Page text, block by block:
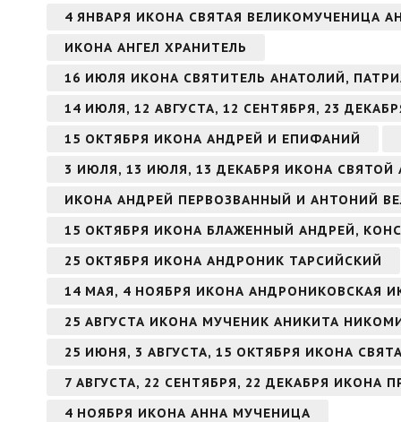
4 ЯНВАРЯ ИКОНА СВЯТАЯ ВЕЛИКОМУЧЕНИЦА
ИКОНА АНГЕЛ ХРАНИТЕЛЬ
16 ИЮЛЯ ИКОНА СВЯТИТЕЛЬ АНАТОЛИЙ,
14 ИЮЛЯ, 12 АВГУСТА, 12 СЕНТЯБРЯ, 23
15 ОКТЯБРЯ ИКОНА АНДРЕЙ И ЕПИФАНИЙ
3 ИЮЛЯ, 13 ИЮЛЯ, 13 ДЕКАБРЯ ИКОНА
ИКОНА АНДРЕЙ ПЕРВОЗВАННЫЙ И АНТОНИЙ
15 ОКТЯБРЯ ИКОНА БЛАЖЕННЫЙ АНДРЕЙ,
25 ОКТЯБРЯ ИКОНА АНДРОНИК ТАРСИЙСКИЙ
14 МАЯ, 4 НОЯБРЯ ИКОНА АНДРОНИКОВСКАЯ
25 АВГУСТА ИКОНА МУЧЕНИК АНИКИТА
25 ИЮНЯ, 3 АВГУСТА, 15 ОКТЯБРЯ ИКОНА
7 АВГУСТА, 22 СЕНТЯБРЯ, 22 ДЕКАБРЯ
4 НОЯБРЯ ИКОНА АННА МУЧЕНИЦА